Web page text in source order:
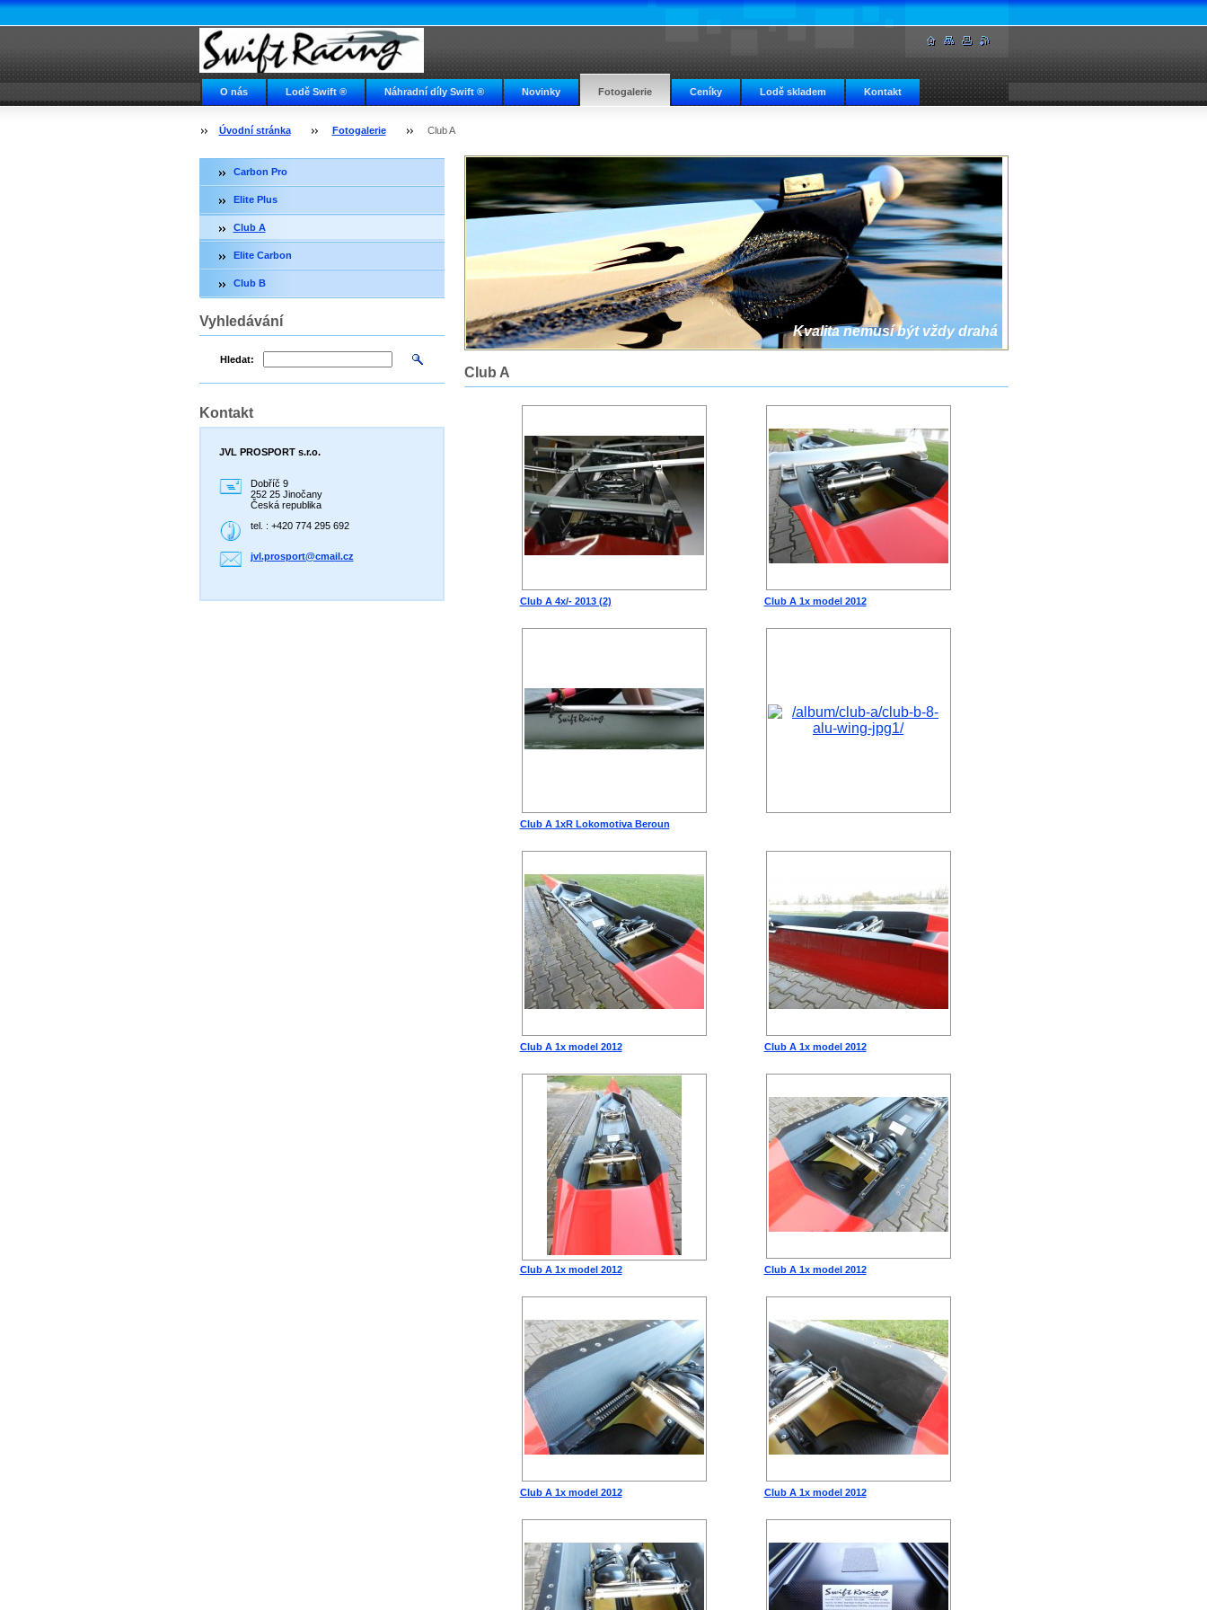
O nás Lodě Swift ® Náhradní díly Swift ® Novinky Fotogalerie Ceníky Lodě skladem Kontakt
Napište nám
Úvodní stránka Fotogalerie Club A
Kvalita nemusí být vždy drahá
Club A
Club A 4x/- 2013 (2) Club A 1x model 2012
Club A 1xR Lokomotiva Beroun
Club A 1x model 2012 Club A 1x model 2012
Club A 1x model 2012 Club A 1x model 2012
Club A 1x model 2012 Club A 1x model 2012
Carbon Pro
Elite Plus
Club A
Elite Carbon
Club B
Vyhledávání
Hledat:
Kontakt
JVL PROSPORT s.r.o.
Dobříč 9
252 25 Jinočany
Česká republika
tel. : +420 774 295 692
jvl.prosport@cmail.cz